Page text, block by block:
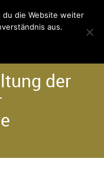
der
du die Website weiter
aus.